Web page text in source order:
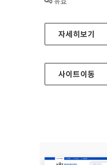
서울바이오허브
자세히보기
사이트이동